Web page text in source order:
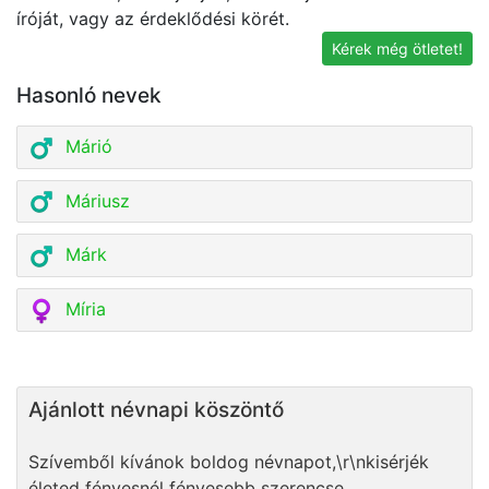
íróját, vagy az érdeklődési körét.
Kérek még ötletet!
Hasonló nevek
Márió
Máriusz
Márk
Míria
Ajánlott névnapi köszöntő
Szívemből kívánok boldog névnapot,\r\nkisérjék